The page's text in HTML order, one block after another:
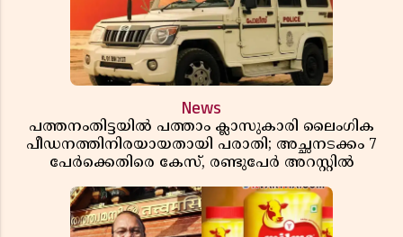
News
പത്തനംതിട്ടയിൽ പത്താം ക്ലാസുകാരി ലൈംഗിക
പീഡനത്തിനിരയായതായി പരാതി; അച്ഛനടക്കം 7
പേർക്കെതിരെ കേസ്, രണ്ടുപേർ അറസ്റ്റിൽ